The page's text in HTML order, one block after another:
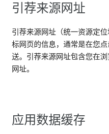
引荐来源网址
引荐来源网址（统一资源定
标网页的信息，通常是在您
送。引荐来源网址包含您在
网址。
应用数据缓存